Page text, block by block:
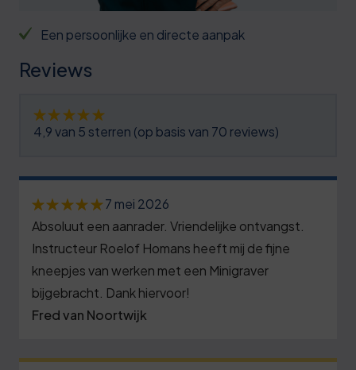
Een persoonlijke en directe aanpak
Reviews
4,9 van 5 sterren (op basis van 70 reviews)
7 mei 2026
Absoluut een aanrader. Vriendelijke ontvangst.
Instructeur Roelof Homans heeft mij de fijne
kneepjes van werken met een Minigraver
bijgebracht. Dank hiervoor!
Fred van Noortwijk
6
9
2
5
8
1
4
7
0
3
7
0
4
4
5
6
7
8
9
9
0
6
1
6
1
2
7
2
7
2
0
1
2
3
4
5
6
7
8
9
0
0
5
0
5